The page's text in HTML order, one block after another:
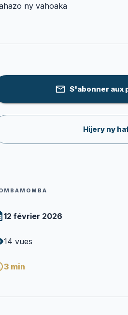
ny vahoaka
S'abonner aux
Hijery ny
12 février 2026
14 vues
3 min